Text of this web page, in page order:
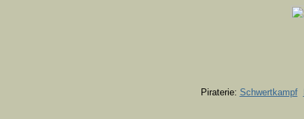
Piraterie: Schwertkampf